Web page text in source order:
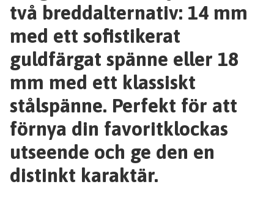
två breddalternativ: 14 mm
med ett sofistikerat
guldfärgat spänne eller 18
mm med ett klassiskt
stålspänne. Perfekt för att
förnya din favoritklockas
utseende och ge den en
distinkt karaktär.